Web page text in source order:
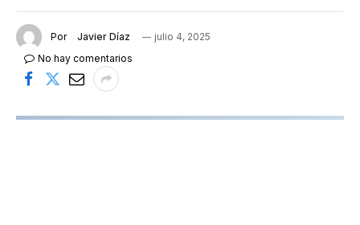
Por Javier Díaz
julio 4, 2025
No hay comentarios